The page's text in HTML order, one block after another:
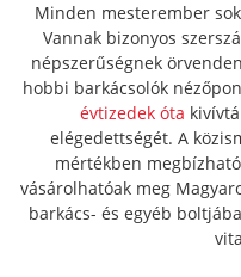
Minden mesterember
Vannak bizonyos
népszerűségnek
hobbi barkácsolók
évtizedek óta
elégedettségét. A
mértékben
vásárolhatóak meg
barkács- és egyéb